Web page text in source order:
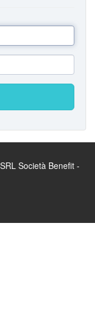
Società Benefit -